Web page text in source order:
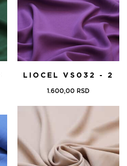
LIOCEL VS032 - 2
1.600,00 RSD